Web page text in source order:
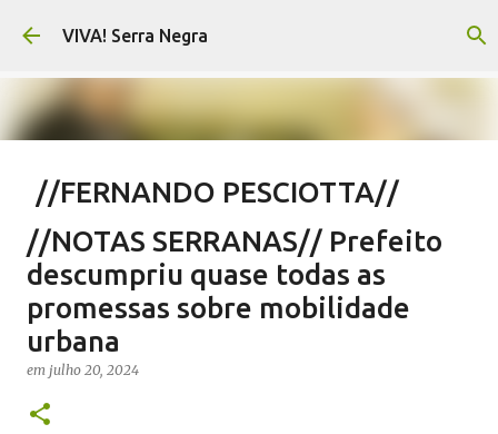
Pular para o conteúdo principal
VIVA! Serra Negra
//FERNANDO PESCIOTTA//
Encurtando caminho
em FERNANDO PESCIOTTA
NOTÍCIAS SERRA NEGRA VIVA! SERRA NEGRA
0
//NOTAS SERRANAS// Prefeito
descumpriu quase todas as
promessas sobre mobilidade
urbana
em julho 20, 2024